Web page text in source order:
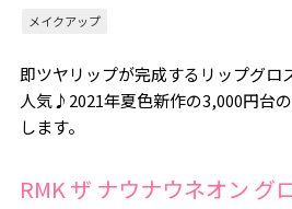
メイクアップ
即ツヤリップが完成するリップグロ
人気♪2021年夏色新作の3,000円台
します。
RMK ザ ナウナウネオン グ